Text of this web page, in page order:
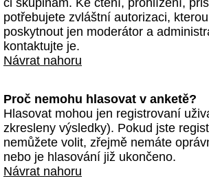
či skupinám. Ke čtení, prohlížení,
potřebujete zvláštní autorizaci,
poskytnout jen moderátor a
kontaktujte je.
Návrat nahoru
Proč nemohu hlasovat v anketě?
Hlasovat mohou jen registrovaní
zkresleny výsledky). Pokud jste
nemůžete volit, zřejmě nemáte
nebo je hlasování již ukončeno.
Návrat nahoru